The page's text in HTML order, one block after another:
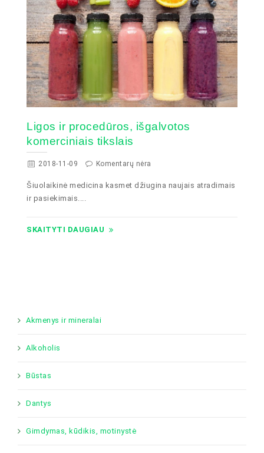
Ligos ir procedūros, išgalvotos
komerciniais tikslais
2018-11-09 Komentarų nėra
Šiuolaikinė medicina kasmet džiugina naujais atradimais
ir pasiekimais....
SKAITYTI DAUGIAU
Akmenys ir mineralai
Alkoholis
Būstas
Dantys
Gimdymas, kūdikis, motinystė